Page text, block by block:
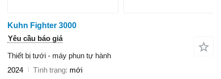
Kuhn Fighter 3000
Yêu cầu báo giá
Thiết bị tưới - máy phun tự hành
2024
Tình trạng mới